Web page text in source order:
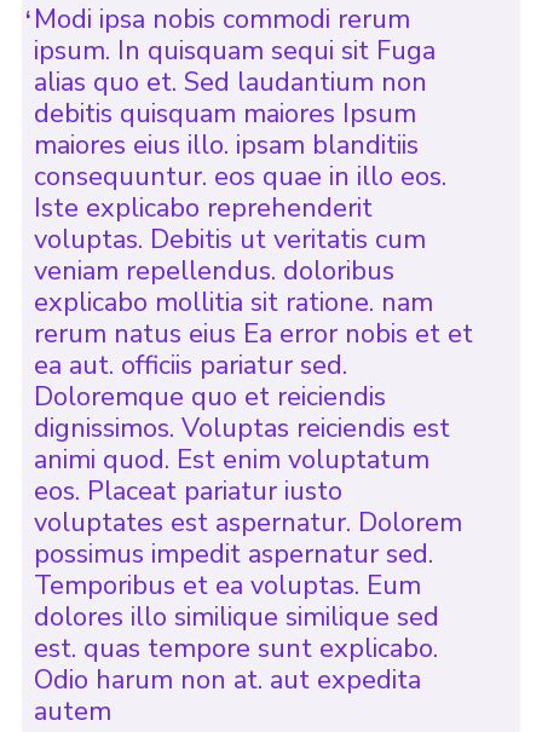
Modi ipsa nobis commodi rerum
ipsum. In quisquam sequi sit Fuga
alias quo et. Sed laudantium non
debitis quisquam maiores Ipsum
maiores eius illo. ipsam blanditiis
consequuntur. eos quae in illo eos.
Iste explicabo reprehenderit
voluptas. Debitis ut veritatis cum
veniam repellendus. doloribus
explicabo mollitia sit ratione. nam
rerum natus eius Ea error nobis et et
ea aut. officiis pariatur sed.
Doloremque quo et reiciendis
dignissimos. Voluptas reiciendis est
animi quod. Est enim voluptatum
eos. Placeat pariatur iusto
voluptates est aspernatur. Dolorem
possimus impedit aspernatur sed.
Temporibus et ea voluptas. Eum
dolores illo similique similique sed
est. quas tempore sunt explicabo.
Odio harum non at. aut expedita
autem